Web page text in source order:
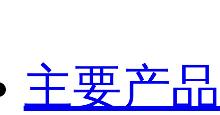
主要产品